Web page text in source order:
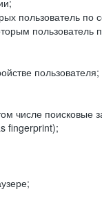
пользователь по
пользователь
пользователя;
числе поисковые
fingerprint);